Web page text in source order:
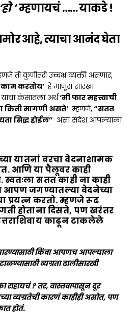
‘म्हणायचं …… याकडे !
आहे, त्याचा आनंद घेता
ती कुणीतरी उच्चभ्र व्यक्ती असणार,
करतोय’ हे माणूस सारखा
कंसातला अर्थ‘मी फार महत्त्वाची
किती मागणी असते’ म्हणजे,“सतत
सिद्ध होईल” असा संदेश आपल्याला
यातनां वरचा वेदनाशामक
आणि या पैलूवर काही
सतत काही ना काही
जगण्यातल्या वेदनेच्या
प्रयत्न करतो. म्हणजे रूढ
होताना दिसते, पण खरंतर
काढून टाकलेले
किंवा आपणच आपल्याला
व्यग्रता ढालीसारखी
राहायचं ? तर, वास्तवापासून दूर
व्यग्रतेची कारणं काहीही असोत, पण
होतं.